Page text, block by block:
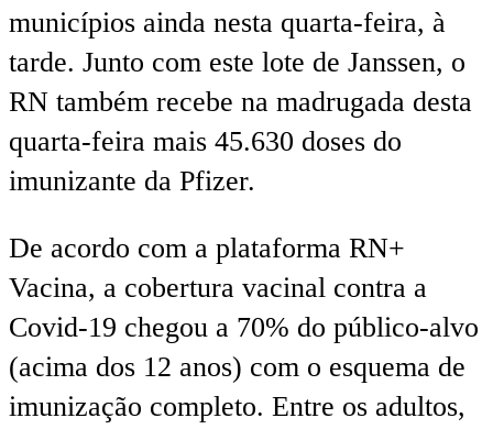
municípios ainda nesta quarta-feira, à
tarde. Junto com este lote de Janssen, o
RN também recebe na madrugada desta
quarta-feira mais 45.630 doses do
imunizante da Pfizer.
De acordo com a plataforma RN+
Vacina, a cobertura vacinal contra a
Covid-19 chegou a 70% do público-alvo
(acima dos 12 anos) com o esquema de
imunização completo. Entre os adultos,